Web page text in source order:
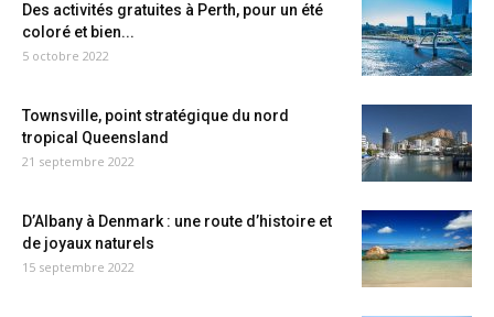
Des activités gratuites à Perth, pour un été
coloré et bien...
5 octobre 2022
Townsville, point stratégique du nord
tropical Queensland
21 septembre 2022
D’Albany à Denmark : une route d’histoire et
de joyaux naturels
15 septembre 2022